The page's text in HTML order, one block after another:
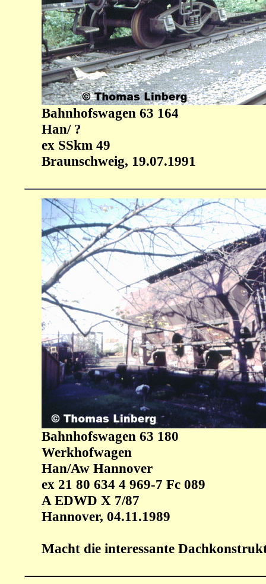
Bahnhofswagen 63 164
Han/ ?
ex SSkm 49
Braunschweig, 19.07.1991
Bahnhofswagen 63 180
Werkhofwagen
Han/Aw Hannover
ex 21 80 634 4 969-7 Fc 089
A EDWD X 7/87
Hannover, 04.11.1989
Macht die interessante